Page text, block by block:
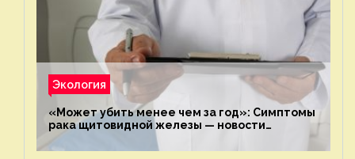
Экология
«Может убить менее чем за год»: Симптомы
рака щитовидной железы — новости
экологии на ECOportal